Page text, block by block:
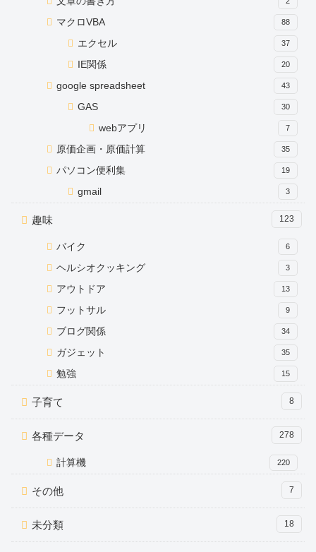
マクロVBA 88
エクセル 37
IE関係 20
google spreadsheet 43
GAS 30
webアプリ 7
原価企画・原価計算 35
パソコン便利集 19
gmail 3
趣味 123
バイク 6
ヘルシオクッキング 3
アウトドア 13
フットサル 9
ブログ関係 34
ガジェット 35
勉強 15
子育て 8
各種データ 278
計算機 220
その他 7
未分類 18